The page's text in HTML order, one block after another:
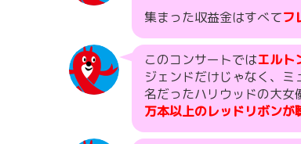
集まった収益金はすべてフ
このコンサートではエルト
ジェンドだけじゃなく、ミ
名だったハリウッドの大女
万本以上のレッドリボンが